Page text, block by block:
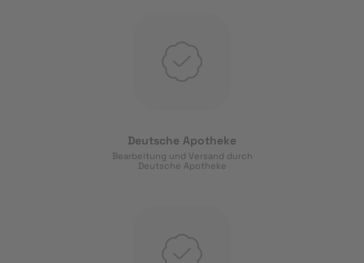
Deutsche Apotheke
Bearbeitung und Versand durch
Deutsche Apotheke